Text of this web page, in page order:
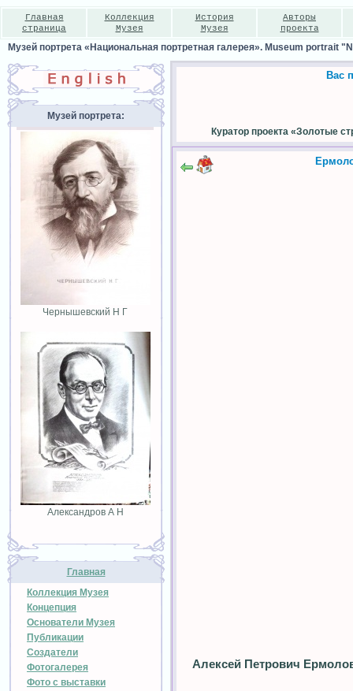
Главная
страница
Коллекция
Музея
История
Музея
Авторы
проекта
Музей портрета «Национальная портретная галерея». Museum portrait
Музей портрета:
Чернышевский Н Г
Александров А Н
Главная
Коллекция Музея
Концепция
Основатели Музея
Публикации
Создатели
Фотогалерея
Фото с выставки
Вас
Куратор проекта «Золотые
Алексей Петрович